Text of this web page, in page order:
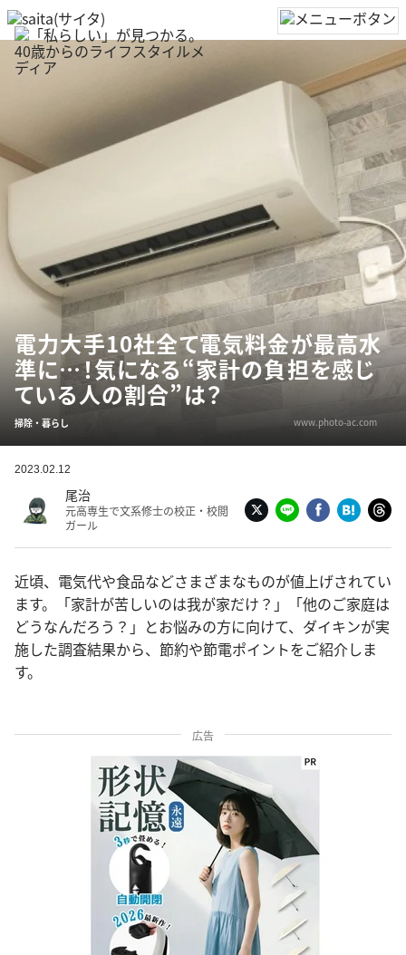
電力大手10社全て電気料金が最高水
準に…！気になる“家計の負担を感じ
ている人の割合”は？
掃除・暮らし www.photo-ac.com
2023.02.12
尾治
元高専生で文系修士の校正・校閲
ガール
近頃、電気代や食品などさまざまなものが値上げされてい
ます。「家計が苦しいのは我が家だけ？」「他のご家庭は
どうなんだろう？」とお悩みの方に向けて、ダイキンが実
施した調査結果から、節約や節電ポイントをご紹介しま
す。
広告